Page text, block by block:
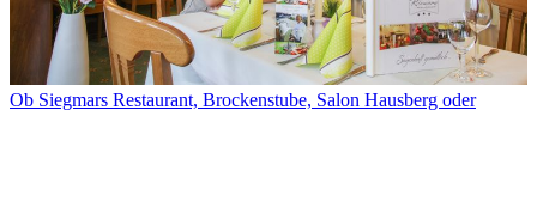
Ob Siegmars Restaurant, Brockenstube, Salon Hausberg oder